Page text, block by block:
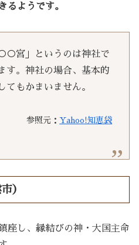
るようです。
宮」というのは神社で
す。神社の場合、基本的
てもかまいません。
参照元：Yahoo!知恵袋
）
座し、縁結びの神・大国主命